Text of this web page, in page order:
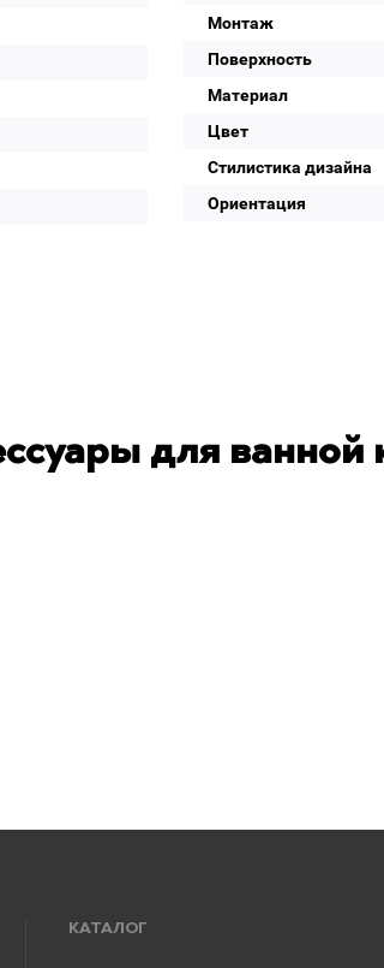
Монтаж
Поверхность
Материал
Цвет
Стилистика дизайна
Ориентация
для ванной
КАТАЛОГ